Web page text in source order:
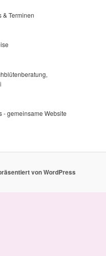
& Terminen
- gemeinsame Website
von WordPress